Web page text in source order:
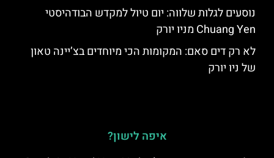
נוסעים לגלות שלווה: יום טיול למקדש הבודהיסטי
Chuang Yen מניו יורק
לא רק דים סאם: המקומות הכי מיוחדים בצ’יינה טאון
של ניו יורק
איפה לישון?